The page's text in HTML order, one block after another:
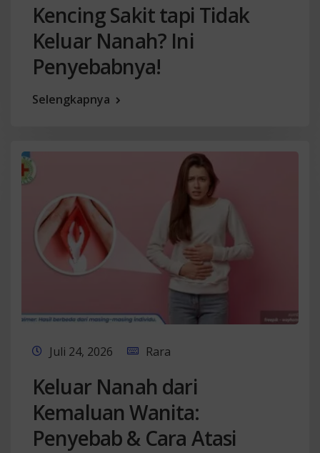
Kencing Sakit tapi Tidak
Keluar Nanah? Ini
Penyebabnya!
Selengkapnya
Juli 24, 2026 Rara
Keluar Nanah dari
Kemaluan Wanita:
Penyebab & Cara Atasi